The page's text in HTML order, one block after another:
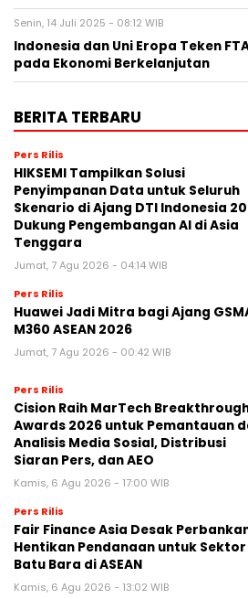
Senin, 14 Juli 2025 - 08:12 WIB
Indonesia dan Uni Eropa Teken
pada Ekonomi Berkelanjutan
BERITA TERBARU
Pers Rilis
HIKSEMI Tampilkan Solusi
Penyimpanan Data untuk Seluruh
Skenario di Ajang DTI Indonesia
Dukung Pengembangan AI di Asia
Tenggara
Jumat, 7 Agu 2026 - 04:14 WIB
Pers Rilis
Huawei Jadi Mitra bagi Ajang
M360 ASEAN 2026
Jumat, 7 Agu 2026 - 00:42 WIB
Pers Rilis
Cision Raih MarTech
Awards 2026 untuk Pemantauan
Analisis Media Sosial, Distribusi
Siaran Pers, dan AEO
Kamis, 6 Agu 2026 - 17:00 WIB
Pers Rilis
Fair Finance Asia Desak
Hentikan Pendanaan untuk Sektor
Batu Bara di ASEAN
Kamis, 6 Agu 2026 - 13:02 WIB